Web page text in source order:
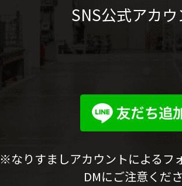
SNS公式アカ
※なりすましアカウントによるフ
DMにご注意くだ